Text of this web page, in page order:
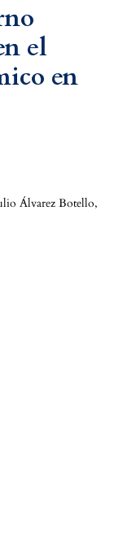
el
en
Álvarez Botello,